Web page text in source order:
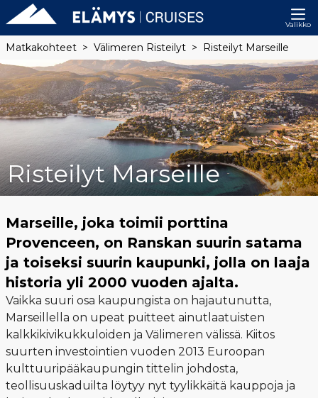
Valikko
Matkakohteet Välimeren Risteilyt Risteilyt Marseille
Risteilyt Marseille
Marseille, joka toimii porttina
Provenceen, on Ranskan suurin satama
ja toiseksi suurin kaupunki, jolla on laaja
historia yli 2000 vuoden ajalta.
Vaikka suuri osa kaupungista on hajautunutta,
Marseillella on upeat puitteet ainutlaatuisten
kalkkikivikukkuloiden ja Välimeren välissä. Kiitos
suurten investointien vuoden 2013 Euroopan
kulttuuripääkaupungin tittelin johdosta,
teollisuuskaduilta löytyy nyt tyylikkäitä kauppoja ja